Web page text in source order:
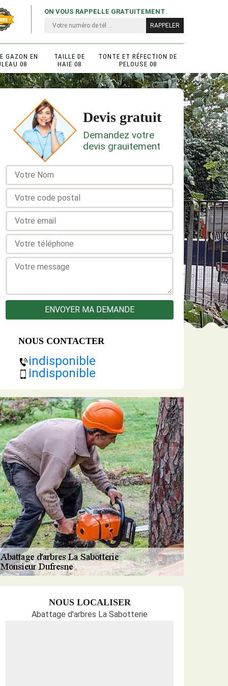
ON VOUS RAPPELLE GRATUITEMENT
GAZON EN
08
TAILLE DE
HAIE 08
TONTE ET RÉFECTION DE
PELOUSE 08
Devis gratuit
Demandez votre
devis grauitement
NOUS CONTACTER
indisponible
indisponible
NOUS LOCALISER
Abattage d'arbres La Sabotterie